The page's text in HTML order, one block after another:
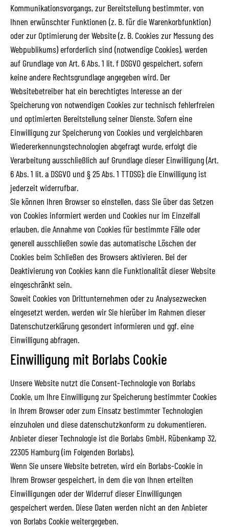
Kommunikationsvorgangs, zur Bereitstellung bestimmter, von
Ihnen erwünschter Funktionen (z. B. für die Warenkorbfunktion)
oder zur Optimierung der Website (z. B. Cookies zur Messung des
Webpublikums) erforderlich sind (notwendige Cookies), werden
auf Grundlage von Art. 6 Abs. 1 lit. f DSGVO gespeichert, sofern
keine andere Rechtsgrundlage angegeben wird. Der
Websitebetreiber hat ein berechtigtes Interesse an der
Speicherung von notwendigen Cookies zur technisch fehlerfreien
und optimierten Bereitstellung seiner Dienste. Sofern eine
Einwilligung zur Speicherung von Cookies und vergleichbaren
Wiedererkennungstechnologien abgefragt wurde, erfolgt die
Verarbeitung ausschließlich auf Grundlage dieser Einwilligung (Art.
6 Abs. 1 lit. a DSGVO und § 25 Abs. 1 TTDSG); die Einwilligung ist
jederzeit widerrufbar.
Sie können Ihren Browser so einstellen, dass Sie über das Setzen
von Cookies informiert werden und Cookies nur im Einzelfall
erlauben, die Annahme von Cookies für bestimmte Fälle oder
generell ausschließen sowie das automatische Löschen der
Cookies beim Schließen des Browsers aktivieren. Bei der
Deaktivierung von Cookies kann die Funktionalität dieser Website
eingeschränkt sein.
Soweit Cookies von Drittunternehmen oder zu Analysezwecken
eingesetzt werden, werden wir Sie hierüber im Rahmen dieser
Datenschutzerklärung gesondert informieren und ggf. eine
Einwilligung abfragen.
Einwilligung mit Borlabs Cookie
Unsere Website nutzt die Consent-Technologie von Borlabs
Cookie, um Ihre Einwilligung zur Speicherung bestimmter Cookies
in Ihrem Browser oder zum Einsatz bestimmter Technologien
einzuholen und diese datenschutzkonform zu dokumentieren.
Anbieter dieser Technologie ist die Borlabs GmbH, Rübenkamp 32,
22305 Hamburg (im Folgenden Borlabs).
Wenn Sie unsere Website betreten, wird ein Borlabs-Cookie in
Ihrem Browser gespeichert, in dem die von Ihnen erteilten
Einwilligungen oder der Widerruf dieser Einwilligungen
gespeichert werden. Diese Daten werden nicht an den Anbieter
von Borlabs Cookie weitergegeben.